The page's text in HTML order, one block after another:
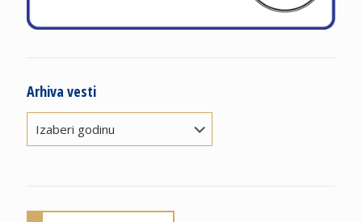
Arhiva vesti